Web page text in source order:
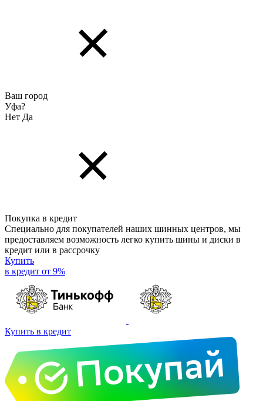
Ваш город
Уфа?
Нет Да
Покупка в кредит
Специально для покупателей наших шинных центров, мы
предоставляем возможность легко купить шины и диски в
кредит или в рассрочку
Купить
в кредит от 9%
Купить в кредит